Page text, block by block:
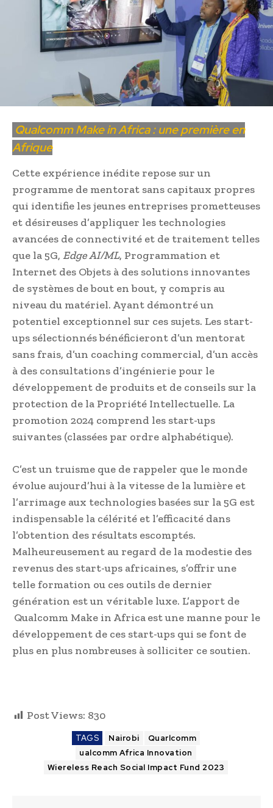
Qualcomm Make in Africa : une première en
Afrique
Cette expérience inédite repose sur un
programme de mentorat sans capitaux propres
qui identifie les jeunes entreprises prometteuses
et désireuses d’appliquer les technologies
avancées de connectivité et de traitement telles
que la 5G, Edge AI/ML, Programmation et
Internet des Objets à des solutions innovantes
de systèmes de bout en bout, y compris au
niveau du matériel. Ayant démontré un
potentiel exceptionnel sur ces sujets. Les start-
ups sélectionnés bénéficieront d’un mentorat
sans frais, d’un coaching commercial, d’un accès
à des consultations d’ingénierie pour le
développement de produits et de conseils sur la
protection de la Propriété Intellectuelle. La
promotion 2024 comprend les start-ups
suivantes (classées par ordre alphabétique).
C’est un truisme que de rappeler que le monde
évolue aujourd’hui à la vitesse de la lumière et
l’arrimage aux technologies basées sur la 5G est
indispensable la célérité et l’efficacité dans
l’obtention des résultats escomptés.
Malheureusement au regard de la modestie des
revenus des start-ups africaines, s’offrir une
telle formation ou ces outils de dernier
génération est un véritable luxe. L’apport de
Qualcomm Make in Africaest une manne pour le
développement de ces start-ups qui se font de
plus en plus nombreuses à solliciter ce soutien.
Post Views: 830
TAGS Nairobi
Quarlcomm
ualcomm Africa Innovation
Wiereless Reach Social Impact Fund 2023